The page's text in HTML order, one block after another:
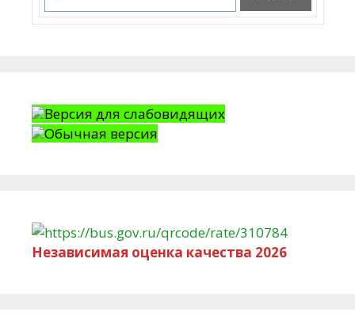
Версия для слабовидящих
Обычная версия
Независимая оценка качества 2026